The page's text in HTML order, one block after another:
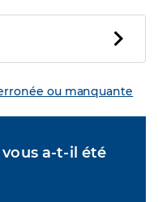
ou manquante
a-t-il été